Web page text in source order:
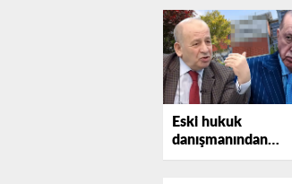
Eski hukuk
danışmanından
Erdoğan'a bir uyarı